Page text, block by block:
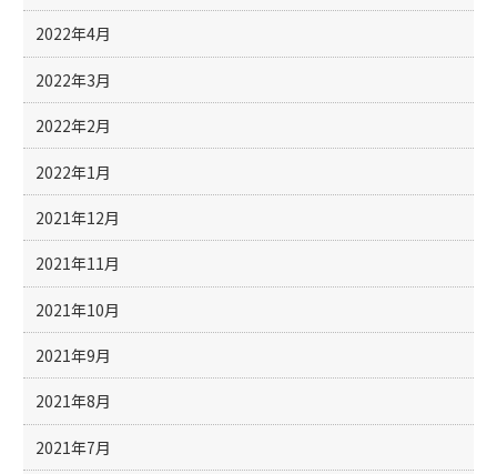
2022年4月
2022年3月
2022年2月
2022年1月
2021年12月
2021年11月
2021年10月
2021年9月
2021年8月
2021年7月